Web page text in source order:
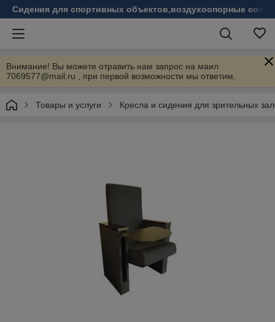
Сидения для спортивных объектов,воздухоопорные
Внимание! Вы можете отравить нам запрос на маил
7069577@mail.ru , при первой возможности мы ответим.
Товары и услуги Кресла и сидения для зрительных